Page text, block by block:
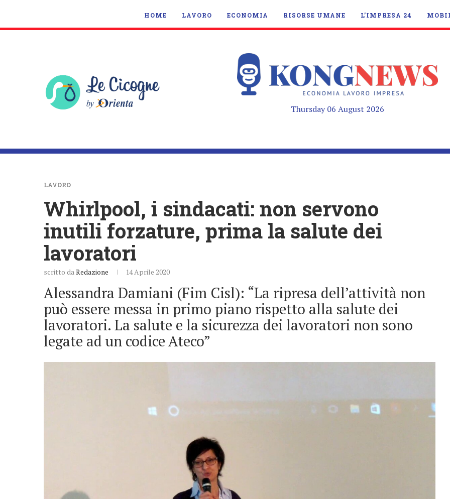
HOME LAVORO ECONOMIA RISORSE UMANE L’IMPRESA 24
Thursday 06 August 2026
LAVORO
Whirlpool, i sindacati: non servono
inutili forzature, prima la salute dei
lavoratori
scritto daRedazione 14 Aprile 2020
Alessandra Damiani (Fim Cisl): “La ripresa dell’attività non
può essere messa in primo piano rispetto alla salute dei
lavoratori. La salute e la sicurezza dei lavoratori non sono
legate ad un codice Ateco”